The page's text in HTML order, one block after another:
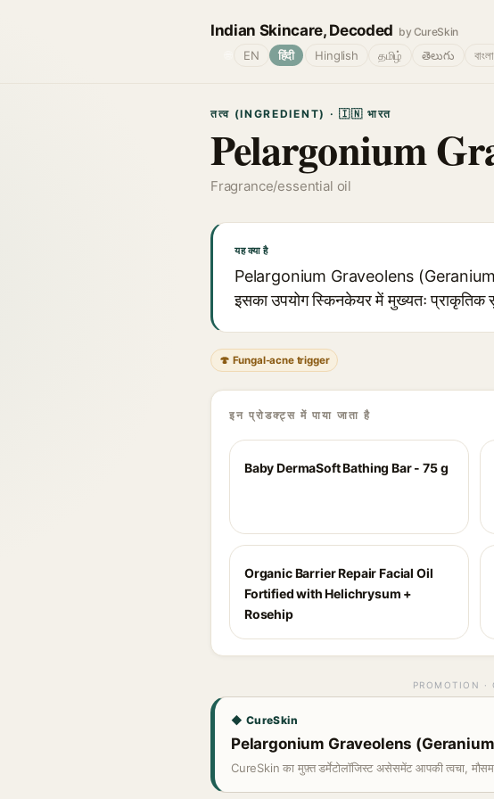
Indian Skincare, Decoded by CureSkin
EN हिंदी Hinglish தமிழ் తెలుగు বাংলা
तत्व (INGREDIENT) · 🇮🇳 भारत
Pelargonium
Fragrance/essential oil
यह क्या है
Pelargonium Graveolens (Geranium)
इसका उपयोग स्किनकेयर में मुख्यतः
🍄 Fungal-acne trigger
इन प्रोडक्ट्स में पाया जाता है
Baby DermaSoft Bathing Bar - 75 g
Organic Barrier Repair Facial Oil
Fortified with Helichrysum +
Rosehip
PROMOTION ·
◆ CureSkin
Pelargonium Graveolens (Geranium)
CureSkin का मुफ़्त डर्मेटोलॉजिस्ट असेसमेंट आपकी त्वचा,